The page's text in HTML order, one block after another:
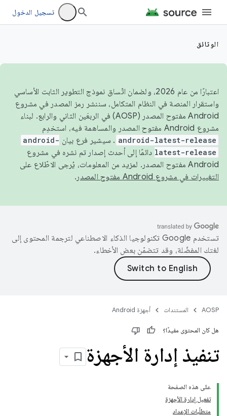
تسجيل الدخول
الوثائق
اعتبارًا من عام 2026، ولضمان اتّساق نموذج التطوير الثابت الأساسي
واستقرار المنصة في النظام المتكامل، سننشر رمز المصدر في مشروع
Android مفتوح المصدر (AOSP) في الربعَين الثاني والرابع. لبناء
مشروع Android مفتوح المصدر والمساهمة فيه، استخدِم
android-latest-release . سيشير فرع بيان android-
latest-release دائمًا إلى أحدث إصدار تم نشره في مشروع
Android مفتوح المصدر. لمزيد من المعلومات، يُرجى الاطّلاع على
التغييرات في مشروع Android مفتوح المصدر
.
تستخدم Google تكنولوجيا الذكاء الاصطناعي لترجمة المحتوى إلى
لغتك المفضّلة، وقد تتضمّن بعض الأخطاء.
AOSP المستندات أجهزة Android
هل كان المحتوى مفيدًا؟
تنفيذ إدارة الأجهزة
على هذه الصفحة
تفعيل إدارة الأجهزة
متطلّبات الإعداد